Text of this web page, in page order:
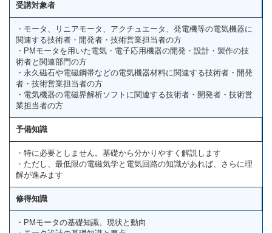
受講対象者
・モータ、リニアモータ、アクチュエータ、発電機等の電気機器に
関連する技術者・開発者・技術営業担当者の方
・PMモータを用いた電気・電子応用機器の開発・設計・製作の技
術者と関連部門の方
・永久磁石や電磁鋼帯などの電気機器材料に関連する技術者・開発
者・技術営業担当者の方
・電気機器の電磁界解析ソフトに関連する技術者・開発者・技術営
業担当者の方
予備知識
・特に必要としません。基礎から分かりやすく解説します
・ただし、最低限の電磁気学と電気回路の知識があれば、さらに理
解が進みます
修得知識
・PMモータの基礎知識、現状と動向